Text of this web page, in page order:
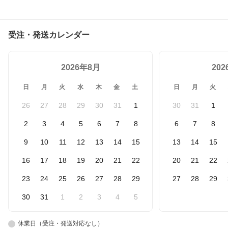
受注・発送カレンダー
2026年8月
日 月 火 水 木 金 土
26 27 28 29 30 31 1
2 3 4 5 6 7 8
9 10 11 12 13 14 15
16 17 18 19 20 21 22
23 24 25 26 27 28 29
30 31 1 2 3 4 5
日 月 火
30 31 1
6 7 8
13 14 15
20 21 22
27 28 29
休業日（受注・発送対応なし）